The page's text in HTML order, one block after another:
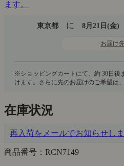
ます。
東京都 に 8月21日(金)
お届け
在庫状況
再入荷をメールでお知らせし
商品番号：RCN7149